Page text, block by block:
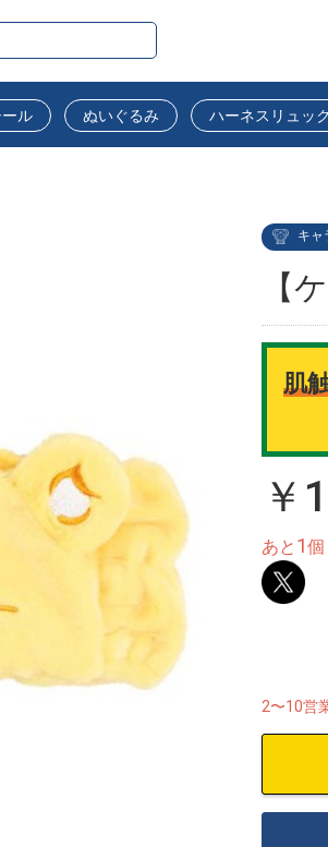
ル ぬいぐるみ ハーネスリュック
キャ
【
肌
￥
あと 1個
2〜10営